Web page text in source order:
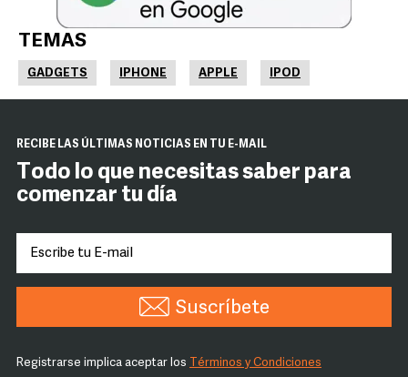
TEMAS
GADGETS IPHONE APPLE IPOD
RECIBE LAS ÚLTIMAS NOTICIAS EN TU E-MAIL
Todo lo que necesitas saber para
comenzar tu día
Suscríbete
Registrarse implica aceptar los Términos y Condiciones